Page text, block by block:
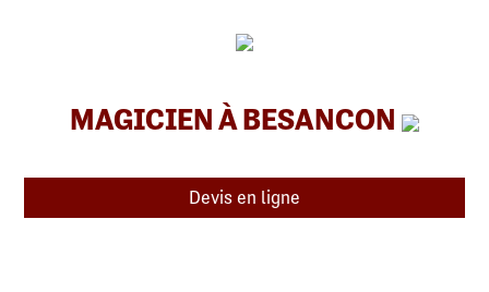
MAGICIEN À BESANCON
Devis en ligne